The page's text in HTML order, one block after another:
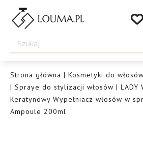
Przejdź
Strona główna | Kosmetyki do włosów
| Spraye do stylizacji włosów | LADY
Keratynowy Wypełniacz włosów w
Ampoule 200ml